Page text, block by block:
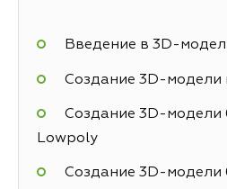
Введение в 3D-
Создание 3D-модели
Создание 3D-модели
Lowpoly
Создание 3D-модели